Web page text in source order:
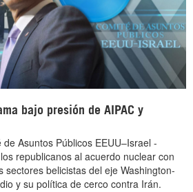
bajo presión de AIPAC y
Asuntos Públicos EEUU–Israel -
republicanos al acuerdo nuclear con
sectores belicistas del eje Washington-
y su política de cerco contra Irán.